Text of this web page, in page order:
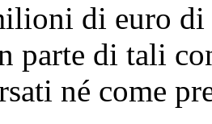
di euro di
parte di tali
né come